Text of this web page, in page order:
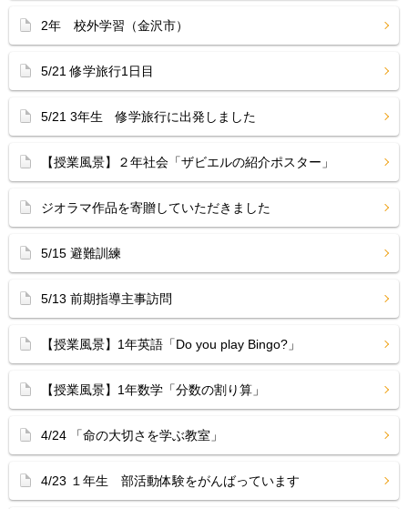
2年 校外学習（金沢市）
5/21 修学旅行1日目
5/21 3年生 修学旅行に出発しました
【授業風景】２年社会「ザビエルの紹介ポスター」
ジオラマ作品を寄贈していただきました
5/15 避難訓練
5/13 前期指導主事訪問
【授業風景】1年英語「Do you play Bingo?」
【授業風景】1年数学「分数の割り算」
4/24 「命の大切さを学ぶ教室」
4/23 １年生 部活動体験をがんばっています